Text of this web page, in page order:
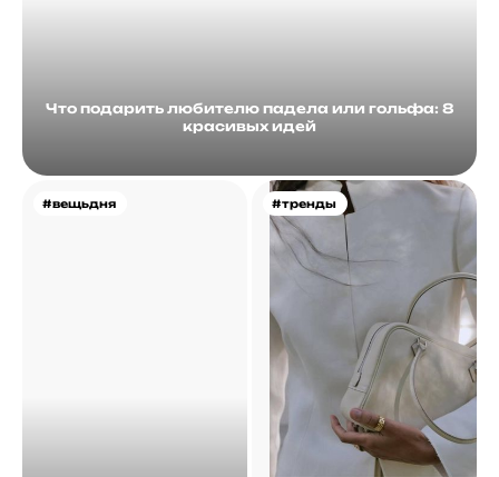
Что подарить любителю падела или гольфа: 8
красивых идей
#вещьдня #тренды